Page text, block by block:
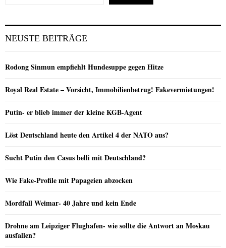
NEUSTE BEITRÄGE
Rodong Sinmun empfiehlt Hundesuppe gegen Hitze
Royal Real Estate – Vorsicht, Immobilienbetrug! Fakevermietungen!
Putin- er blieb immer der kleine KGB-Agent
Löst Deutschland heute den Artikel 4 der NATO aus?
Sucht Putin den Casus belli mit Deutschland?
Wie Fake-Profile mit Papageien abzocken
Mordfall Weimar- 40 Jahre und kein Ende
Drohne am Leipziger Flughafen- wie sollte die Antwort an Moskau
ausfallen?